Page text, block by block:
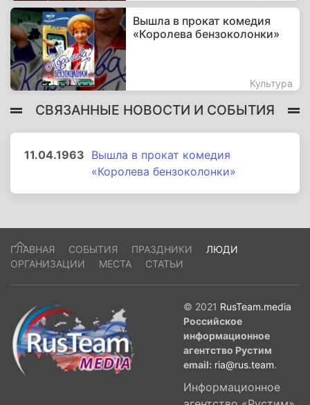
Вышла в прокат комедия
«Королева бензоколонки»
Культура
СВЯЗАННЫЕ НОВОСТИ И СОБЫТИЯ
11.04.1963 Вышла в прокат комедия
«Королева бензоколонки»
ГЛАВНАЯ СОБЫТИЯ ПРАЗДНИКИ
ЛЮДИ
ОРГАНИЗАЦИИ
МЕСТА СТАТЬИ
© 2021 RusTeam.media
Российское
информационное
агентство Рустим
email: ria@rus.team.
Информационное